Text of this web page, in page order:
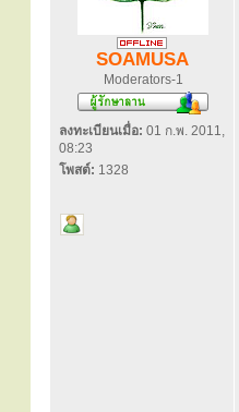
SOAMUSA
Moderators-1
ลงทะเบียนเมื่อ: 01 ก.พ. 2011,
08:23
โพสต์: 1328